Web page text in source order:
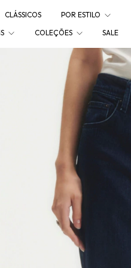
CLÁSSICOS POR ESTILO
COLEÇÕES SALE